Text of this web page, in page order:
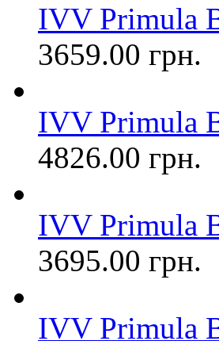
IVV Primula
3659.00 грн.
IVV Primula
4826.00 грн.
IVV Primula
3695.00 грн.
IVV Primula